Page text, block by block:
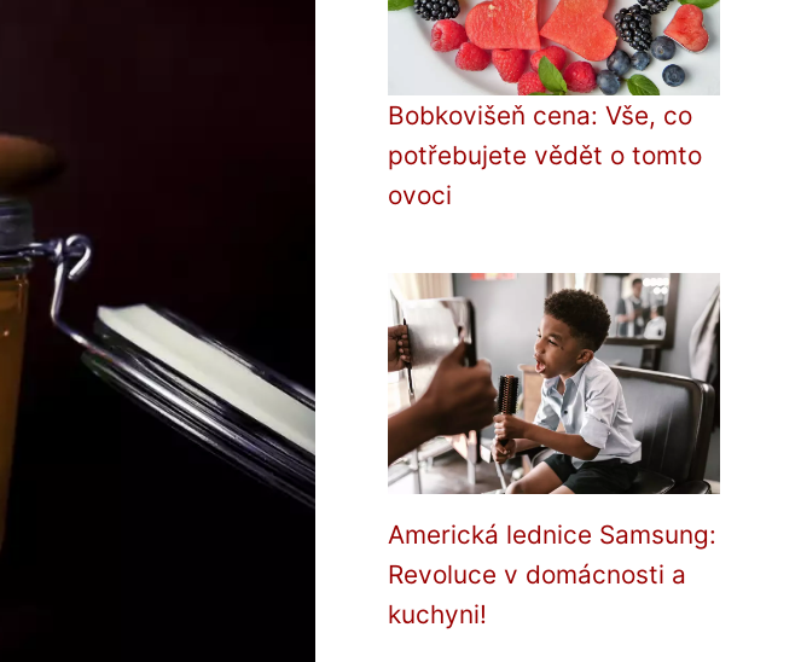
Bobkovišeň cena: Vše, co
potřebujete vědět o tomto
ovoci
Americká lednice Samsung:
Revoluce v domácnosti a
kuchyni!